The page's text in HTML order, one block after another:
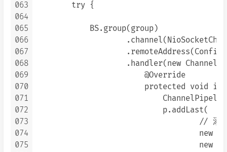
063
064
065
066
067
068
069
070
071
072
073
074
075
        try {
            BS.group(group)
.handler(new
                        @Override
protected void
                            p.addLast(
// 添
new
new